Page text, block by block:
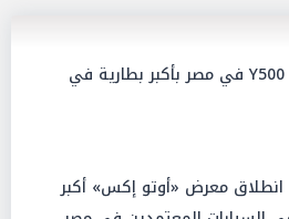
vivo تطلق Y500 في مصر بأكبر بطارية في
انطلاق معرض «أوتو إكس» أكبر